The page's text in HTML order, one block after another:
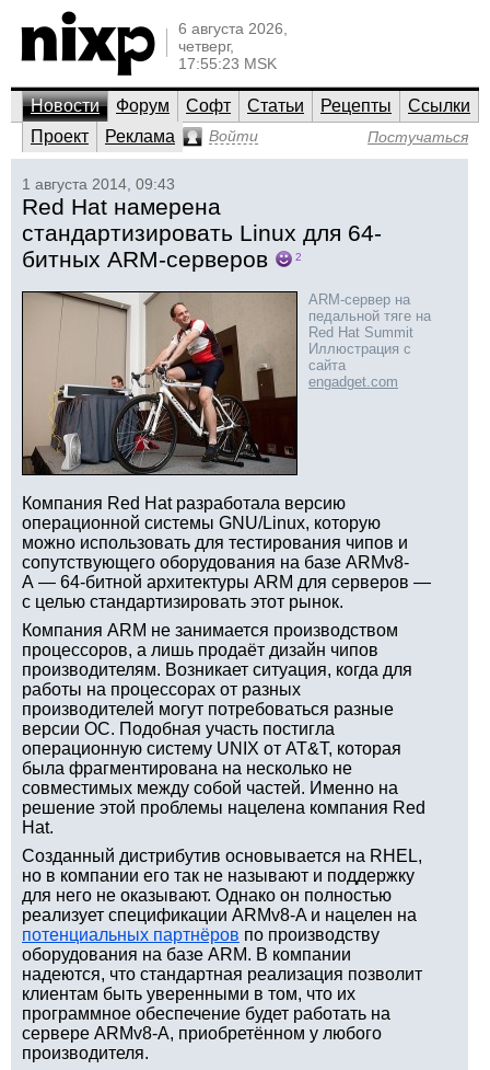
6 августа 2026,
четверг,
17:55:23 MSK
Новости Форум Софт Статьи Рецепты
Ссылки
Проект
Реклама Войти Постучаться
1 августа 2014, 09:43
Red Hat намерена
стандартизировать Linux для 64-
битных ARM-серверов
2
ARM-сервер на
педальной тяге на
Red Hat Summit
Иллюстрация с
сайта
engadget.com
Компания Red Hat разработала версию
операционной системы GNU/Linux, которую
можно использовать для тестирования чипов и
сопутствующего оборудования на базе ARMv8-
A — 64-битной архитектуры ARM для серверов —
с целью стандартизировать этот рынок.
Компания ARM не занимается производством
процессоров, а лишь продаёт дизайн чипов
производителям. Возникает ситуация, когда для
работы на процессорах от разных
производителей могут потребоваться разные
версии ОС. Подобная участь постигла
операционную систему UNIX от AT&T, которая
была фрагментирована на несколько не
совместимых между собой частей. Именно на
решение этой проблемы нацелена компания Red
Hat.
Созданный дистрибутив основывается на RHEL,
но в компании его так не называют и поддержку
для него не оказывают. Однако он полностью
реализует спецификации ARMv8-A и нацелен на
потенциальных партнёров по производству
оборудования на базе ARM. В компании
надеются, что стандартная реализация позволит
клиентам быть уверенными в том, что их
программное обеспечение будет работать на
сервере ARMv8-A, приобретённом у любого
производителя.